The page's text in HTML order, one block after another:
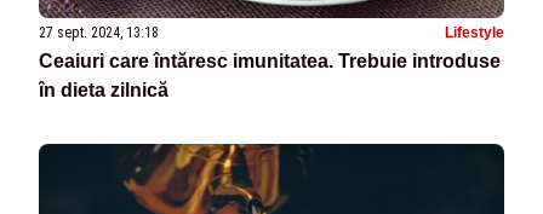
27 sept. 2024, 13:18 Lifestyle
Ceaiuri care întăresc imunitatea. Trebuie introduse
în dieta zilnică